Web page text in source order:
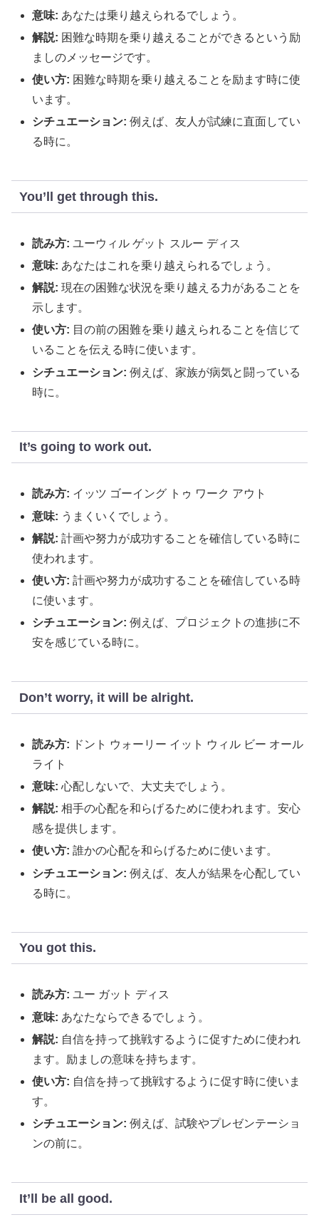
意味: あなたは乗り越えられるでしょう。
解説: 困難な時期を乗り越えることができるという励
ましのメッセージです。
使い方: 困難な時期を乗り越えることを励ます時に使
います。
シチュエーション: 例えば、友人が試練に直面してい
る時に。
You’ll get through this.
読み方: ユーウィル ゲット スルー ディス
意味: あなたはこれを乗り越えられるでしょう。
解説: 現在の困難な状況を乗り越える力があることを
示します。
使い方: 目の前の困難を乗り越えられることを信じて
いることを伝える時に使います。
シチュエーション: 例えば、家族が病気と闘っている
時に。
It’s going to work out.
読み方: イッツ ゴーイング トゥ ワーク アウト
意味: うまくいくでしょう。
解説: 計画や努力が成功することを確信している時に
使われます。
使い方: 計画や努力が成功することを確信している時
に使います。
シチュエーション: 例えば、プロジェクトの進捗に不
安を感じている時に。
Don’t worry, it will be alright.
読み方: ドント ウォーリー イット ウィル ビー オール
ライト
意味: 心配しないで、大丈夫でしょう。
解説: 相手の心配を和らげるために使われます。安心
感を提供します。
使い方: 誰かの心配を和らげるために使います。
シチュエーション: 例えば、友人が結果を心配してい
る時に。
You got this.
読み方: ユー ガット ディス
意味: あなたならできるでしょう。
解説: 自信を持って挑戦するように促すために使われ
ます。励ましの意味を持ちます。
使い方: 自信を持って挑戦するように促す時に使いま
す。
シチュエーション: 例えば、試験やプレゼンテーショ
ンの前に。
It’ll be all good.